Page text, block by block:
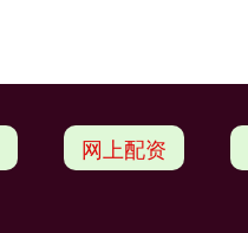
网上配资